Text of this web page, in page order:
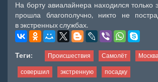
На борту авиалайнера находился только
прошла благополучно, никто не
в экстренных службах.
Теги: Происшествия Самолёт Москва
совершил экстренную посадку